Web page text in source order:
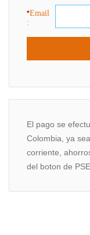
*Email
:
El pago se
Colombia, ya
corriente,
del boton de